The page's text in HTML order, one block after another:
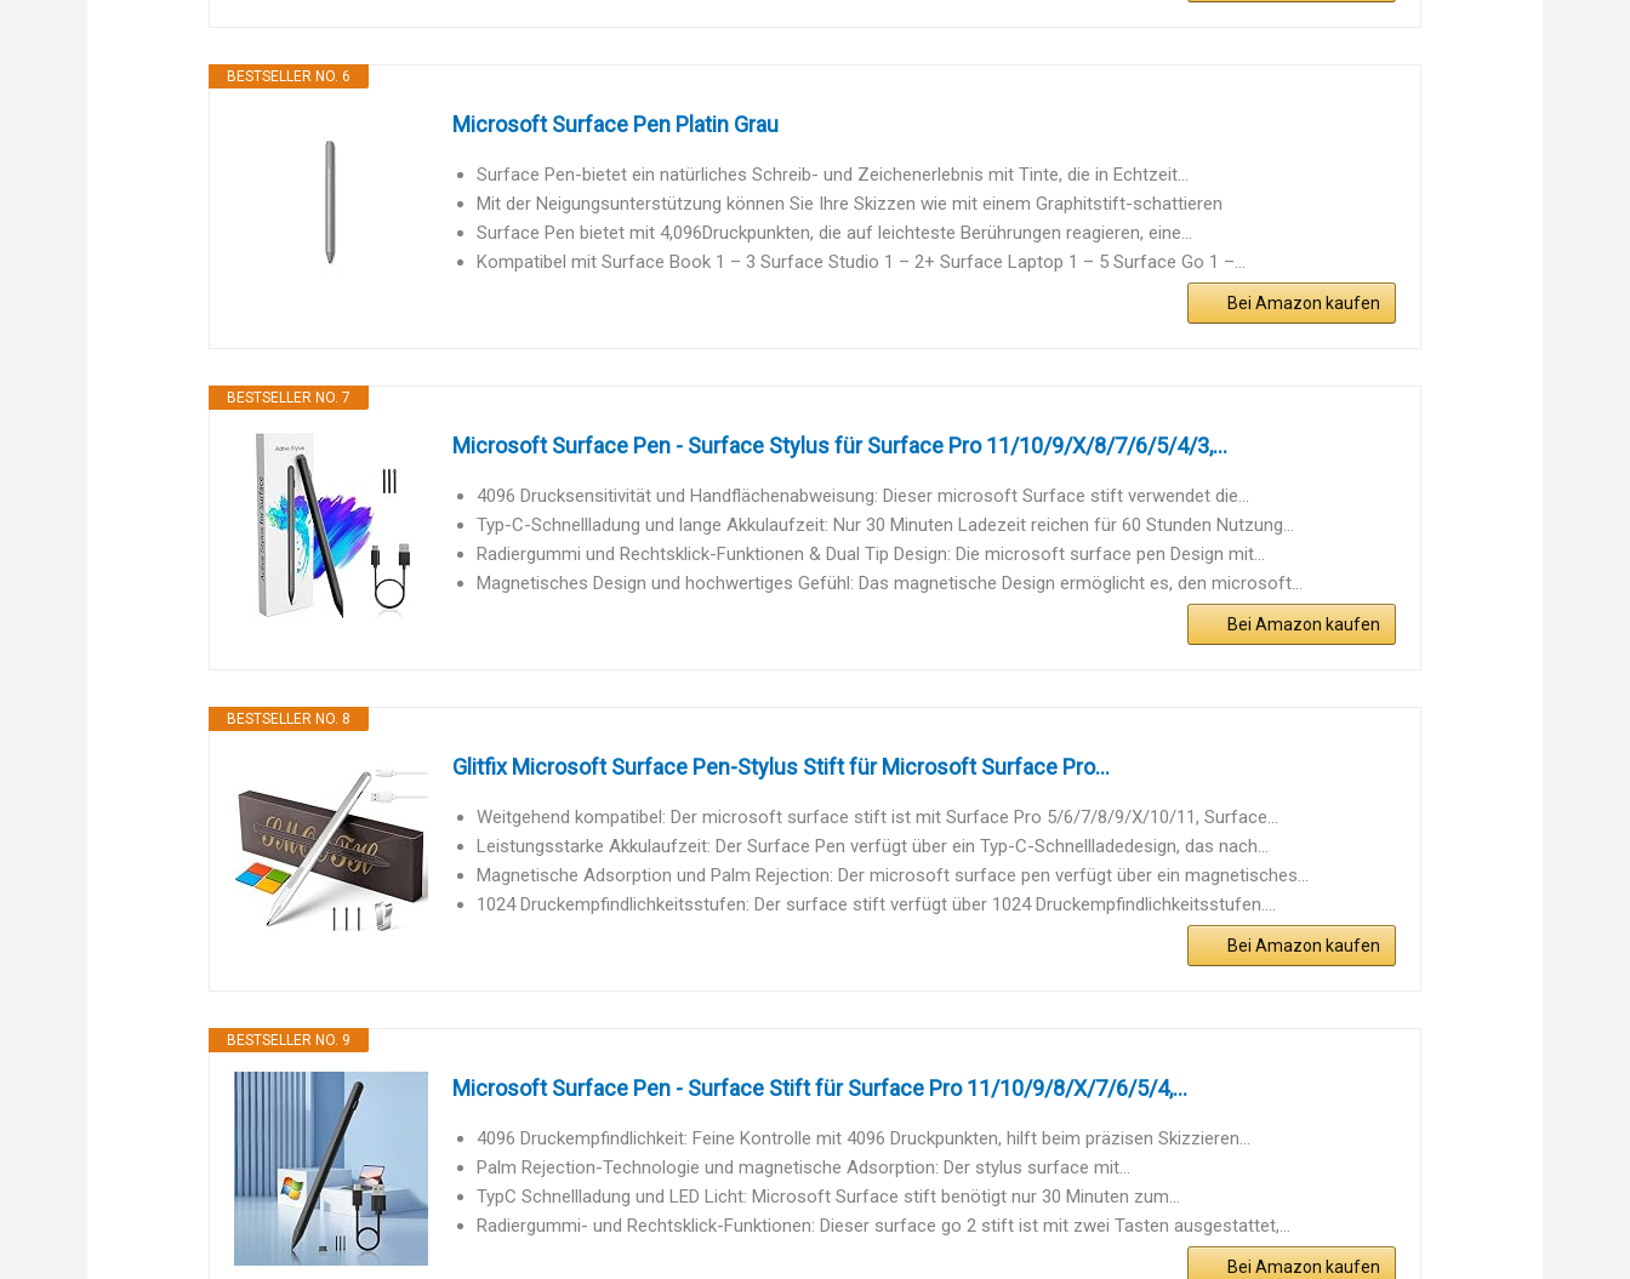
BESTSELLER NO. 6
Microsoft Surface Pen Platin Grau
Surface Pen-bietet ein natürliches Schreib- und Zeichenerlebnis mit Tinte, die in Echtzeit...
Mit der Neigungsunterstützung können Sie Ihre Skizzen wie mit einem Graphitstift-schattieren
Surface Pen bietet mit 4,096Druckpunkten, die auf leichteste Berührungen reagieren, eine...
Kompatibel mit Surface Book 1 – 3 Surface Studio 1 – 2+ Surface Laptop 1 – 5 Surface Go 1 –...
Bei Amazon kaufen
BESTSELLER NO. 7
Microsoft Surface Pen - Surface Stylus für Surface Pro 11/10/9/X/8/7/6/5/4/3,...
4096 Drucksensitivität und Handflächenabweisung: Dieser microsoft Surface stift verwendet die...
Typ-C-Schnellladung und lange Akkulaufzeit: Nur 30 Minuten Ladezeit reichen für 60 Stunden Nutzung...
Radiergummi und Rechtsklick-Funktionen & Dual Tip Design: Die microsoft surface pen Design mit...
Magnetisches Design und hochwertiges Gefühl: Das magnetische Design ermöglicht es, den microsoft...
Bei Amazon kaufen
BESTSELLER NO. 8
Glitfix Microsoft Surface Pen-Stylus Stift für Microsoft Surface Pro...
Weitgehend kompatibel: Der microsoft surface stift ist mit Surface Pro 5/6/7/8/9/X/10/11, Surface...
Leistungsstarke Akkulaufzeit: Der Surface Pen verfügt über ein Typ-C-Schnellladedesign, das nach...
Magnetische Adsorption und Palm Rejection: Der microsoft surface pen verfügt über ein magnetisches...
1024 Druckempfindlichkeitsstufen: Der surface stift verfügt über 1024 Druckempfindlichkeitsstufen....
Bei Amazon kaufen
BESTSELLER NO. 9
Microsoft Surface Pen - Surface Stift für Surface Pro 11/10/9/8/X/7/6/5/4,...
4096 Druckempfindlichkeit: Feine Kontrolle mit 4096 Druckpunkten, hilft beim präzisen Skizzieren...
Palm Rejection-Technologie und magnetische Adsorption: Der stylus surface mit...
TypC Schnellladung und LED Licht: Microsoft Surface stift benötigt nur 30 Minuten zum...
Radiergummi- und Rechtsklick-Funktionen: Dieser surface go 2 stift ist mit zwei Tasten ausgestattet,...
Bei Amazon kaufen